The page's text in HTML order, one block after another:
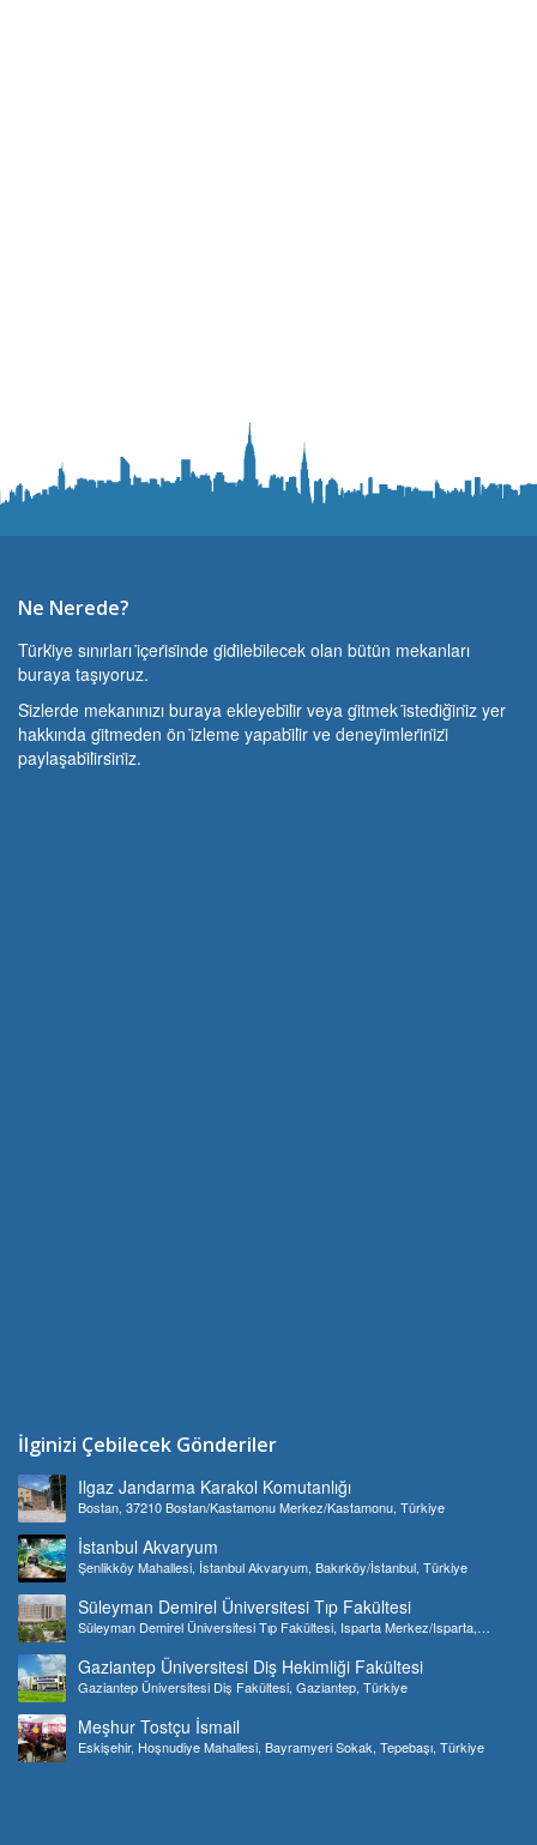
Ne Nerede?
Türki̇ye sınırları i̇çeri̇si̇nde gi̇di̇lebi̇lecek olan bütün mekanları
buraya taşıyoruz.
Si̇zlerde mekanınızı buraya ekleyebi̇li̇r veya gi̇tmek i̇stedi̇ği̇ni̇z yer
hakkında gi̇tmeden ön i̇zleme yapabi̇li̇r ve deneyi̇mleri̇ni̇zi̇
paylaşabi̇li̇rsi̇ni̇z.
İlginizi Çebilecek Gönderiler
Ilgaz Jandarma Karakol Komutanlığı
Bostan, 37210 Bostan/Kastamonu Merkez/Kastamonu, Türkiye
İstanbul Akvaryum
Şenlikköy Mahallesi, İstanbul Akvaryum, Bakırköy/İstanbul, Türkiye
Süleyman Demirel Üniversitesi Tıp Fakültesi
Süleyman Demirel Üniversitesi Tıp Fakültesi, Isparta Merkez/Isparta,
Gaziantep Üniversitesi Diş Hekimliği Fakültesi
Gaziantep Üniversitesi Diş Fakültesi, Gaziantep, Türkiye
Meşhur Tostçu İsmail
Eskişehir, Hoşnudiye Mahallesi, Bayramyeri Sokak, Tepebaşı, Türkiye